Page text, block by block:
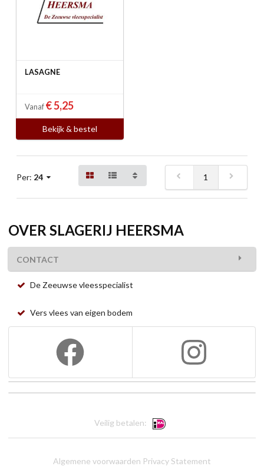
LASAGNE
Vanaf € 5,25
Bekijk & bestel
Per: 24 1
OVER SLAGERIJ HEERSMA
CONTACT
De Zeeuwse vleesspecialist
Vers vlees van eigen bodem
Veilig betalen:
Algemene voorwaarden Privacy Statement